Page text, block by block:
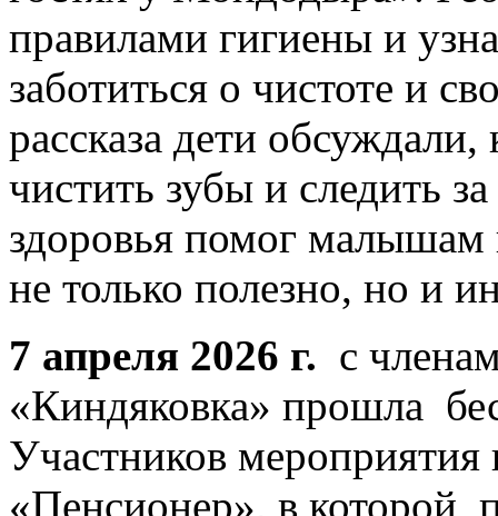
правилами гигиены и
заботиться о чистоте и
рассказа дети
чистить зубы и следить
здоровья помог малышам
не только полезно, но и
7 апреля 2026 г. с
«Киндяковка» прошла
Участников мероприятия
«Пенсионер», в которой